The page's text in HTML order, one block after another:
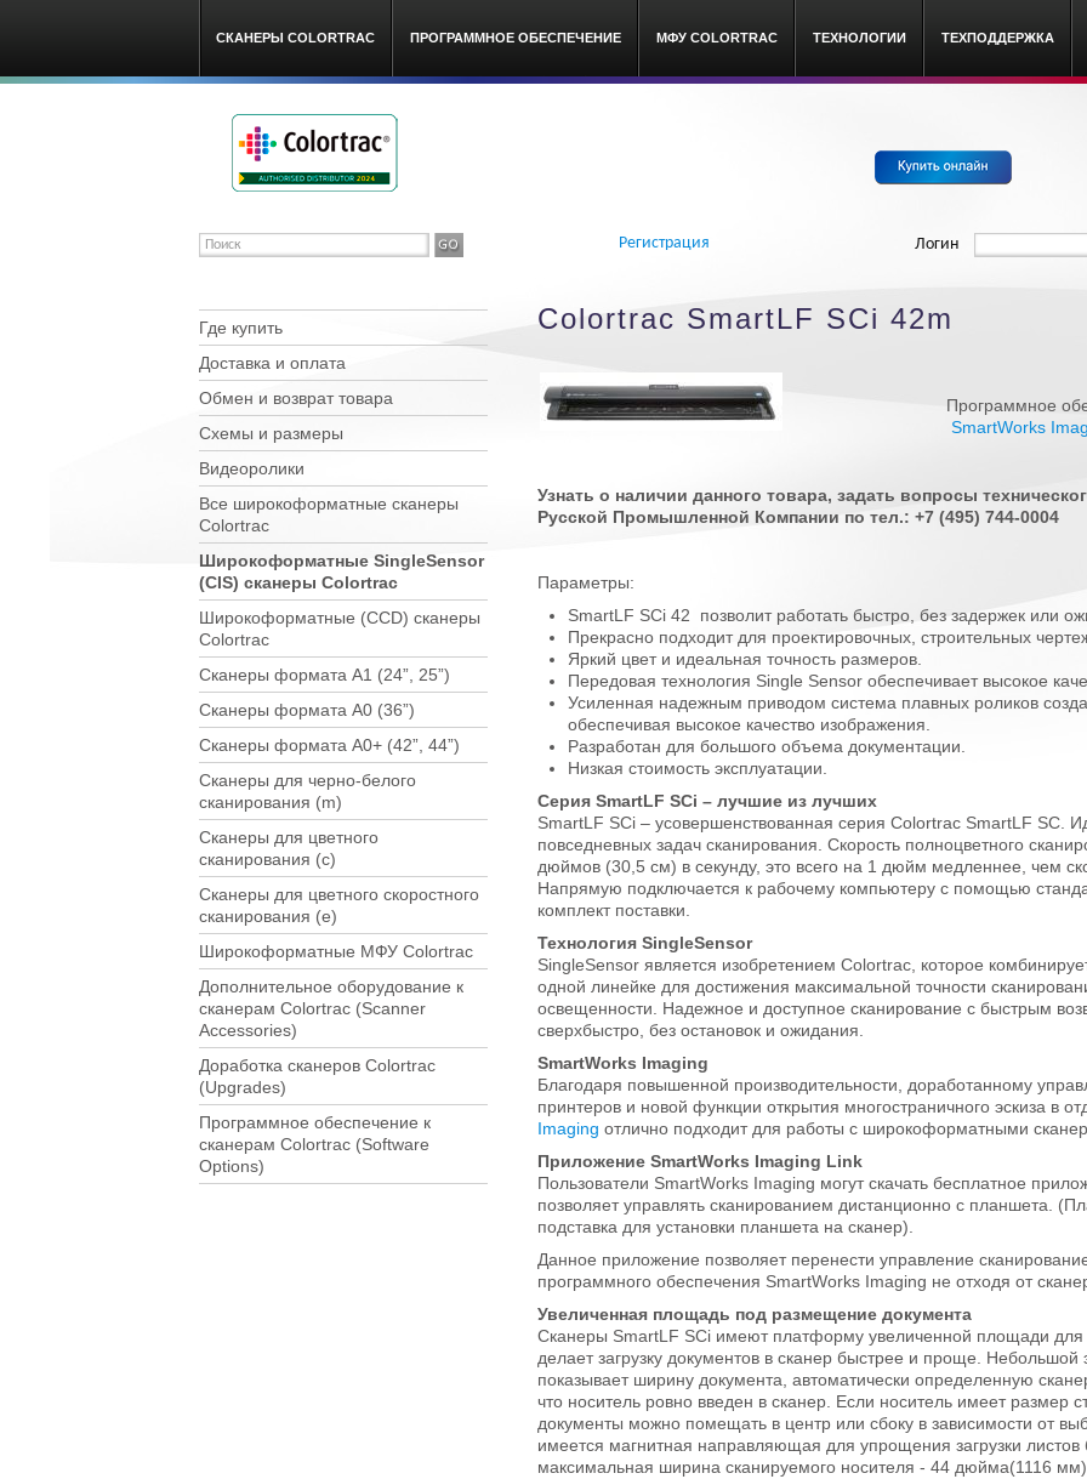
СКАНЕРЫ COLORTRAC ПРОГРАММНОЕ ОБЕСПЕЧЕНИЕ МФУ COLORTRAC ТЕХНОЛОГИИ ТЕХПОДДЕРЖКА
Регистрация Логин
Где купить
Доставка и оплата
Обмен и возврат товара
Схемы и размеры
Видеоролики
Все широкоформатные сканеры
Сolortrac
Широкоформатные SingleSensor
(CIS) сканеры Colortrac
Широкоформатные (CCD) сканеры
Colortrac
Сканеры формата А1 (24”, 25”)
Сканеры формата A0 (36”)
Сканеры формата A0+ (42”, 44”)
Сканеры для черно-белого
сканирования (m)
Сканеры для цветного
сканирования (c)
Сканеры для цветного скоростного
сканирования (e)
Широкоформатные МФУ Colortrac
Дополнительное оборудование к
сканерам Colortrac (Scanner
Accessories)
Доработка сканеров Colortrac
(Upgrades)
Программное обеспечение к
сканерам Colortrac (Software
Options)
Colortrac SmartLF SCi 42m
Программное
SmartWorks
Узнать о наличии данного товара, задать вопросы
Русской Промышленной Компании по тел.: +7 (495) 744-0004
Параметры:
SmartLF SCi 42 позволит работать быстро, без задержек или
Прекрасно подходит для проектировочных, строительных
Яркий цвет и идеальная точность размеров.
Передовая технология Single Sensor обеспечивает высокое
Усиленная надежным приводом система плавных роликов
обеспечивая высокое качество изображения.
Разработан для большого объема документации.
Низкая стоимость эксплуатации.
Серия SmartLF SCi – лучшие из лучших
SmartLF SCi – усовершенствованная серия Colortrac SmartLF SC.
повседневных задач сканирования. Скорость полноцветного
дюймов (30,5 см) в секунду, это всего на 1 дюйм медленнее, чем
Напрямую подключается к рабочему компьютеру с помощью
комплект поставки.
Технология SingleSensor
SingleSensor является изобретением Colortrac, которое
одной линейке для достижения максимальной точности
освещенности. Надежное и доступное сканирование с быстрым
сверхбыстро, без остановок и ожидания.
SmartWorks Imaging
Благодаря повышенной производительности, доработанному
принтеров и новой функции открытия многостраничного эскиза в
Imaging отлично подходит для работы с широкоформатными
Приложение SmartWorks Imaging Link
Пользователи SmartWorks Imaging могут скачать бесплатное
позволяет управлять сканированием дистанционно с планшета.
подставка для установки планшета на сканер).
Данное приложение позволяет перенести управление
программного обеспечения SmartWorks Imaging не отходя от
Увеличенная площадь под размещение документа
Сканеры SmartLF SСi имеют платформу увеличенной площади
делает загрузку документов в сканер быстрее и проще. Небольшой
показывает ширину документа, автоматически определенную
что носитель ровно введен в сканер. Если носитель имеет размер
документы можно помещать в центр или сбоку в зависимости от
имеется магнитная направляющая для упрощения загрузки листов
максимальная ширина сканируемого носителя - 44 дюйма(1116